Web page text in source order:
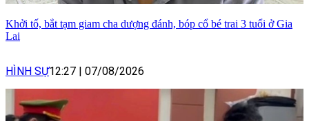
Khởi tố, bắt tạm giam cha dượng đánh, bóp cổ bé trai 3 tuổi ở Gia
Lai
HÌNH SỰ12:27 07/08/2026